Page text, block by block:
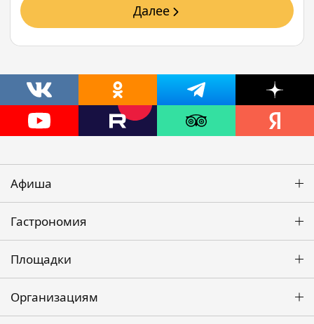
Далее
Афиша
Гастрономия
Площадки
Организациям